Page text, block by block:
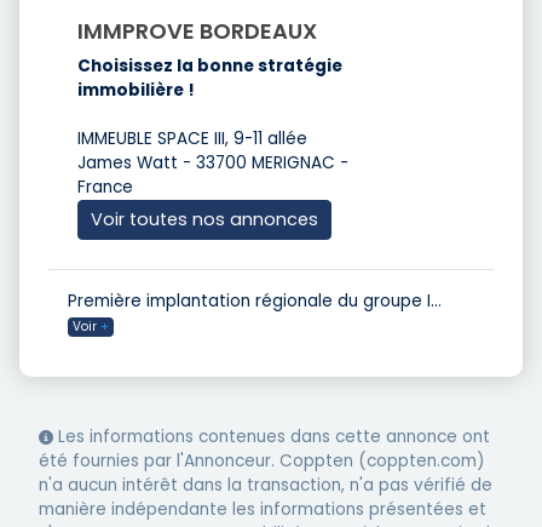
IMMPROVE BORDEAUX
Choisissez la bonne stratégie
immobilière !
IMMEUBLE SPACE III, 9-11 allée
James Watt - 33700 MERIGNAC -
France
Voir toutes nos annonces
Première implantation régionale du groupe I...
Voir +
Les informations contenues dans cette annonce ont
été fournies par l'Annonceur. Coppten (coppten.com)
n'a aucun intérêt dans la transaction, n'a pas vérifié de
manière indépendante les informations présentées et